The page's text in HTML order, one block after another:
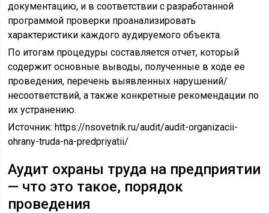
документацию, и в соответствии с разработанной
программой проверки проанализировать
характеристики каждого аудируемого объекта.
По итогам процедуры составляется отчет, который
содержит основные выводы, полученные в ходе ее
проведения, перечень выявленных нарушений/
несоответствий, а также конкретные рекомендации по
их устранению.
Источник:https://nsovetnik.ru/audit/audit-organizacii-
ohrany-truda-na-predpriyatii/
Аудит охраны труда на предприятии
— что это такое, порядок
проведения